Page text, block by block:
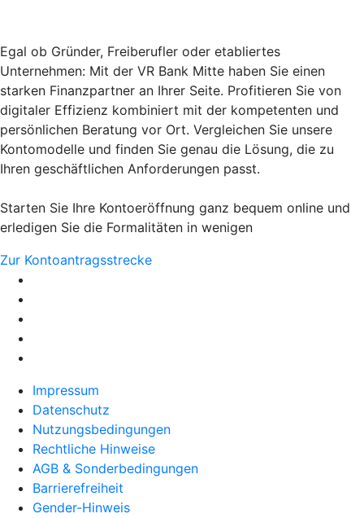
Egal ob Gründer, Freiberufler oder etabliertes
Unternehmen: Mit der VR Bank Mitte haben Sie einen
starken Finanzpartner an Ihrer Seite. Profitieren Sie von
digitaler Effizienz kombiniert mit der kompetenten und
persönlichen Beratung vor Ort. Vergleichen Sie unsere
Kontomodelle und finden Sie genau die Lösung, die zu
Ihren geschäftlichen Anforderungen passt.
Starten Sie Ihre Kontoeröffnung ganz bequem online und
erledigen Sie die Formalitäten in wenigen
Zur Kontoantragsstrecke
Impressum
Datenschutz
Nutzungsbedingungen
Rechtliche Hinweise
AGB & Sonderbedingungen
Barrierefreiheit
Gender-Hinweis